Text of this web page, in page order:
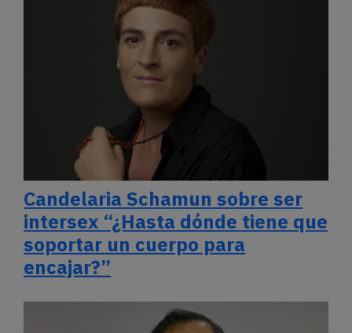
Candelaria Schamun sobre ser
intersex “¿Hasta dónde tiene que
soportar un cuerpo para
encajar?”